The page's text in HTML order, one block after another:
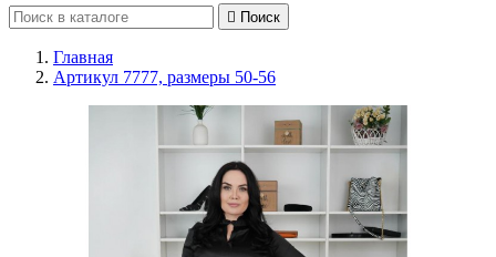
 Поиск
Главная
Артикул 7777, размеры 50-56